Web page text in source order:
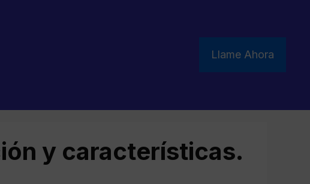
Llame Ahora
y características.